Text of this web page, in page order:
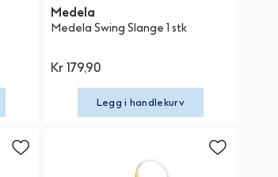
Medela
Medela Swing Slange 1 stk
Kr 179,90
Legg i handlekurv